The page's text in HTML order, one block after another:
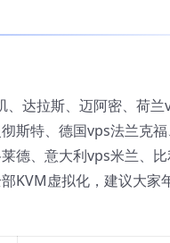
达拉斯、迈阿密、荷兰
斯特、德国vps法兰克福
德、意大利vps米兰、比
KVM虚拟化，建议大家